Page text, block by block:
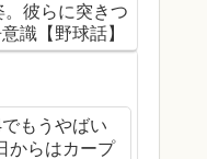
彼らに突きつ
識【野球話】
もうやばい
からはカープ